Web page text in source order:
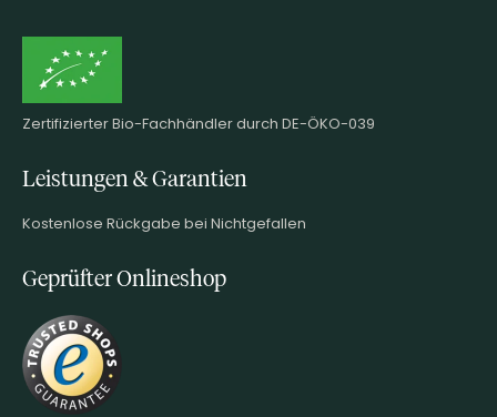
Zertifizierter Bio-Fachhändler durch DE-ÖKO-039
Leistungen & Garantien
Kostenlose Rückgabe bei Nichtgefallen
Geprüfter Onlineshop